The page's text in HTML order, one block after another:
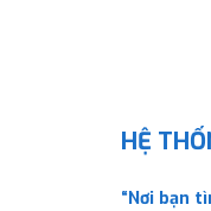
HỆ
“Nơi bạn